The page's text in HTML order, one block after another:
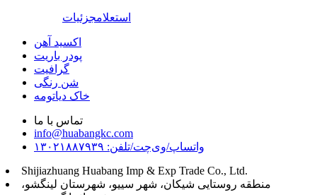
استعلامجزئیات
اکسید آهن
پودر باریت
گرافیت
شن رنگی
خاک دیاتومه
تماس با ما
info@huabangkc.com
واتساپ/وی‌چت/تلفن: ۱۳۰۲۱۸۸۷۹۳۹
Shijiazhuang Huabang Imp & Exp Trade Co., Ltd.
منطقه روستایی شیکان، شهر سییو، شهرستان لینگشو،